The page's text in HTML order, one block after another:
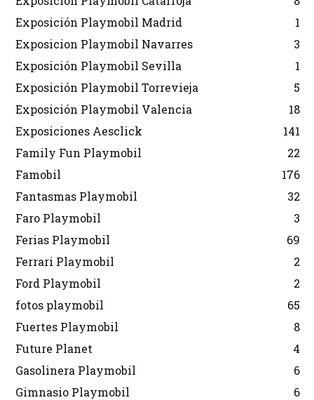
Exposición Playmobil Madrid
1
Exposicion Playmobil Navarres
3
Exposición Playmobil Sevilla
1
Exposición Playmobil Torrevieja
5
Exposición Playmobil Valencia
18
Exposiciones Aesclick
141
Family Fun Playmobil
22
Famobil
176
Fantasmas Playmobil
32
Faro Playmobil
3
Ferias Playmobil
69
Ferrari Playmobil
2
Ford Playmobil
2
fotos playmobil
65
Fuertes Playmobil
8
Future Planet
4
Gasolinera Playmobil
6
Gimnasio Playmobil
6